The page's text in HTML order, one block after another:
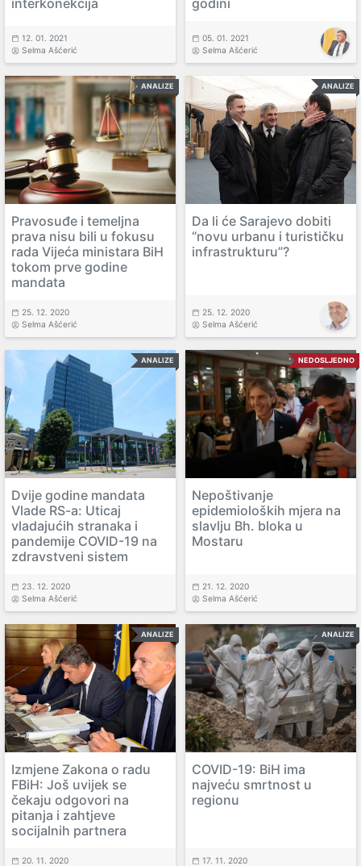
interkonekcija
12. 01. 2021
Selma Ašćerić
godini
05. 01. 2021
Selma Ašćerić
ANALIZE
Pravosuđe i temeljna
prava nisu bili u fokusu
rada Vijeća ministara BiH
tokom prve godine
mandata
25. 12. 2020
Selma Ašćerić
ANALIZE
Da li će Sarajevo dobiti
“novu urbanu i turističku
infrastrukturu”?
25. 12. 2020
Selma Ašćerić
ANALIZE
Dvije godine mandata
Vlade RS-a: Uticaj
vladajućih stranaka i
pandemije COVID-19 na
zdravstveni sistem
23. 12. 2020
Selma Ašćerić
NEDOSLJEDNO
Nepoštivanje
epidemioloških mjera na
slavlju Bh. bloka u
Mostaru
21. 12. 2020
Selma Ašćerić
ANALIZE
Izmjene Zakona o radu
FBiH: Još uvijek se
čekaju odgovori na
pitanja i zahtjeve
socijalnih partnera
20. 11. 2020
ANALIZE
COVID-19: BiH ima
najveću smrtnost u
regionu
17. 11. 2020